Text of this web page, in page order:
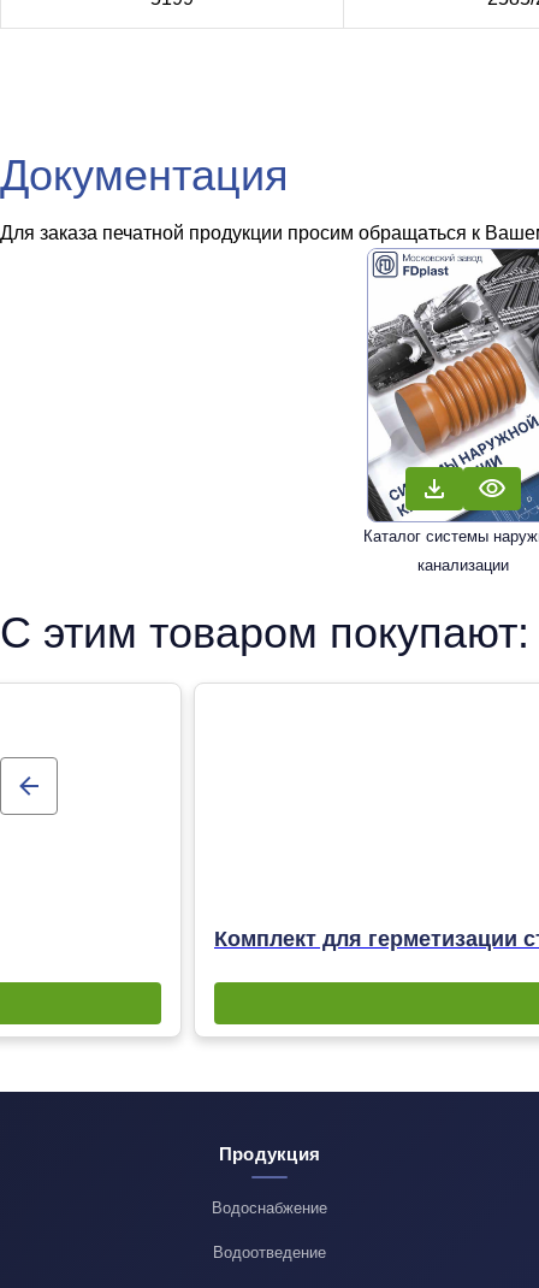
Документация
Для заказа печатной продукции просим обращаться к
Каталог системы
канализации
С этим товаром покупают:
Комплект для герметизации
Продукция
Водоснабжение
Водоотведение